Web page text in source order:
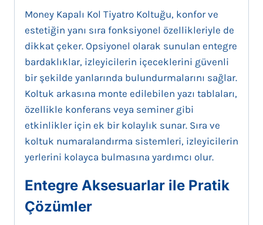
Money Kapalı Kol Tiyatro Koltuğu, konfor ve
estetiğin yanı sıra fonksiyonel özellikleriyle de
dikkat çeker. Opsiyonel olarak sunulan entegre
bardaklıklar, izleyicilerin içeceklerini güvenli
bir şekilde yanlarında bulundurmalarını sağlar.
Koltuk arkasına monte edilebilen yazı tablaları,
özellikle konferans veya seminer gibi
etkinlikler için ek bir kolaylık sunar. Sıra ve
koltuk numaralandırma sistemleri, izleyicilerin
yerlerini kolayca bulmasına yardımcı olur.
Entegre Aksesuarlar ile Pratik
Çözümler